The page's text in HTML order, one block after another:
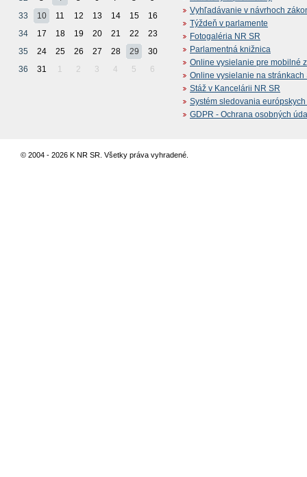
33
10 11 12 13 14 15
16
34
17 18 19 20 21 22
23
35
24 25 26 27 28 29
30
36
31 1 2 3 4 5 6
Vyhľadávanie v návrhoch
Týždeň v parlamente
Fotogaléria NR SR
Parlamentná knižnica
Online vysielanie pre mobilné
Online vysielanie na stránkach
Stáž v Kancelárii NR SR
Systém sledovania
GDPR - Ochrana osobných
© 2004 - 2026 K NR SR. Všetky práva vyhradené.